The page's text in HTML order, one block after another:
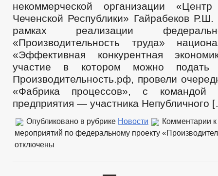
некоммерческой организации
Чеченской Республики» Гайрабеков
рамках реализации
«Производительность труда»
«Эффективная конкурентная
участие в котором можно подать
Производительность.рф, провели
«Фабрика процессов», с командой
предприятия — участника Непубличного
Опубликовано в рубрике Новости Комментарии
мероприятий по федеральному проекту
отключены